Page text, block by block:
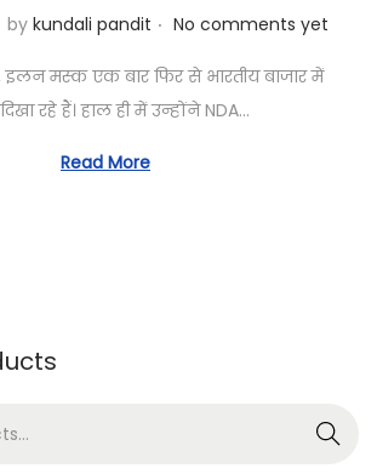
a
t
i
n
n
t
by kundali pandit . No comments yet
इलन मस्क एक बार फिर से भारतीय बाजार में
रहे हैं। हाल ही में उन्होंने NDA…
Read More
Search